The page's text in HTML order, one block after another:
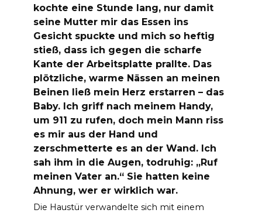
kochte eine Stunde lang, nur damit
seine Mutter mir das Essen ins
Gesicht spuckte und mich so heftig
stieß, dass ich gegen die scharfe
Kante der Arbeitsplatte prallte. Das
plötzliche, warme Nässen an meinen
Beinen ließ mein Herz erstarren – das
Baby. Ich griff nach meinem Handy,
um 911 zu rufen, doch mein Mann riss
es mir aus der Hand und
zerschmetterte es an der Wand. Ich
sah ihm in die Augen, todruhig: „Ruf
meinen Vater an.“ Sie hatten keine
Ahnung, wer er wirklich war.
Die Haustür verwandelte sich mit einem